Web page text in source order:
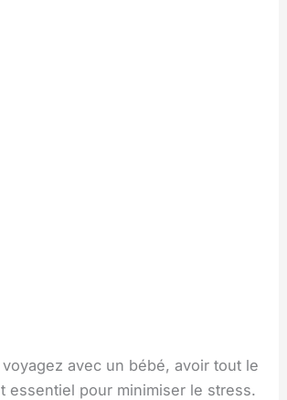
avec un bébé, avoir tout le
essentiel pour minimiser le stress.